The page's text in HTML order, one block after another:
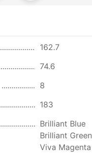
162.7
74.6
8
183
Brilliant Blue
Brilliant Green
Viva Magenta